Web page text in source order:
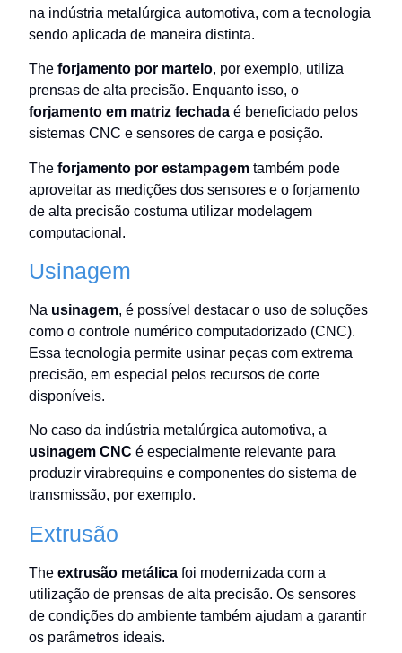
na indústria metalúrgica automotiva, com a tecnologia
sendo aplicada de maneira distinta.
The forjamento por martelo, por exemplo, utiliza
prensas de alta precisão. Enquanto isso, o
forjamento em matriz fechada é beneficiado pelos
sistemas CNC e sensores de carga e posição.
The forjamento por estampagem também pode
aproveitar as medições dos sensores e o forjamento
de alta precisão costuma utilizar modelagem
computacional.
Usinagem
Na usinagem, é possível destacar o uso de soluções
como o controle numérico computadorizado (CNC).
Essa tecnologia permite usinar peças com extrema
precisão, em especial pelos recursos de corte
disponíveis.
No caso da indústria metalúrgica automotiva, a
usinagem CNC é especialmente relevante para
produzir virabrequins e componentes do sistema de
transmissão, por exemplo.
Extrusão
The extrusão metálica foi modernizada com a
utilização de prensas de alta precisão. Os sensores
de condições do ambiente também ajudam a garantir
os parâmetros ideais.